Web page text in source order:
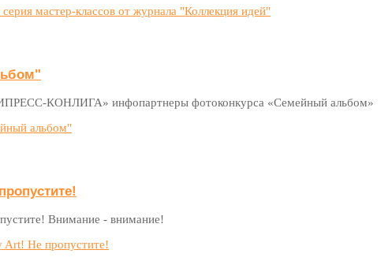
мастер-классов от журнала "Коллекция идей"
КОНЛИГА» инфопартнеры фотоконкурса «Семейный альбом»
альбом"
Внимание - внимание!
Art! Не пропустите!